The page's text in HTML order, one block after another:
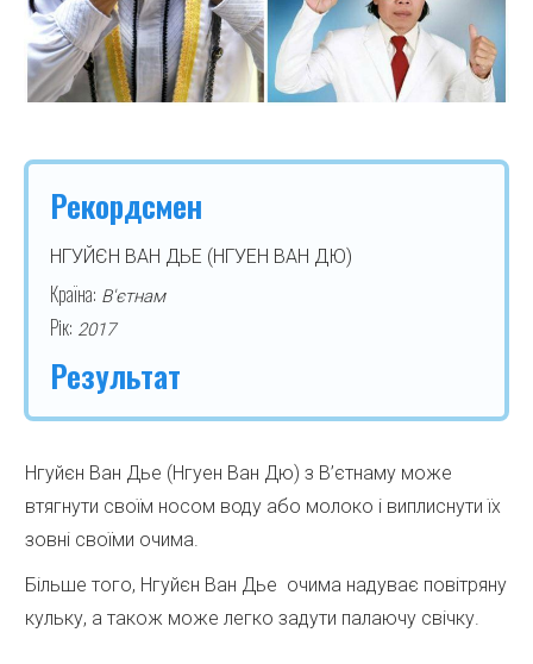
Рекордсмен
НГУЙЄН ВАН ДЬЕ (НГУЕН ВАН ДЮ)
Країна: В'єтнам
Рік: 2017
Результат
Нгуйєн Ван Дье (Нгуен Ван Дю) з В’єтнаму може
втягнути своїм носом воду або молоко і виплиснути їх
зовні своїми очима.
Більше того, Нгуйєн Ван Дье очима надуває повітряну
кульку, а також може легко задути палаючу свічку.